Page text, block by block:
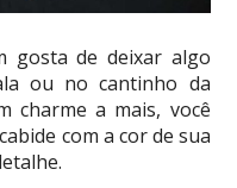
gosta de deixar algo
ou no cantinho da
charme a mais, você
com a cor de sua